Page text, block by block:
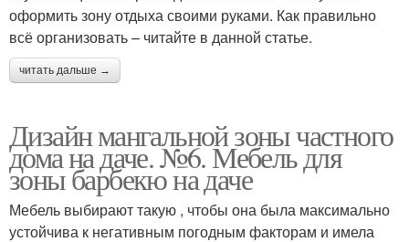
оформить зону отдыха своими руками. Как правильно
всё организовать – читайте в данной статье.
читать дальше →
Дизайн мангальной зоны частного
дома на даче. №6. Мебель для
зоны барбекю на даче
Мебель выбирают такую , чтобы она была максимально
устойчива к негативным погодным факторам и имела